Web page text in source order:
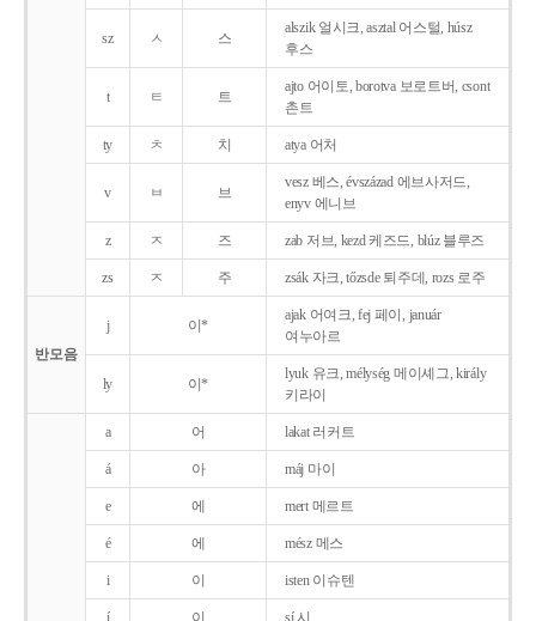
sz ㅅ 스
alszik 얼시크, asztal 어스털, húsz
후스
t ㅌ 트
ajto 어이토, borotva 보로트버, csont
촌트
ty ㅊ 치 atya 어처
v ㅂ 브
vesz 베스, évszázad 에브사저드,
enyv 에니브
z ㅈ 즈 zab 저브, kezd 케즈드, blúz 블루즈
zs ㅈ 주 zsák 자크, tőzsde 퇴주데, rozs 로주
반모음
j 이*
ajak 어여크, fej 페이, január
여누아르
ly 이*
lyuk 유크, mélység 메이셰그, király
키라이
a 어 lakat 러커트
á 아 máj 마이
e 에 mert 메르트
é 에 mész 메스
i 이 isten 이슈텐
í 이 sí 시